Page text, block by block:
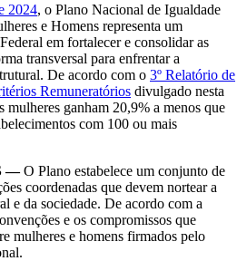
2024, o Plano Nacional de Igualdade
e Homens representa um
em fortalecer e consolidar as
transversal para enfrentar a
De acordo com o 3º Relatório de
Remuneratórios divulgado nesta
mulheres ganham 20,9% a menos que
com 100 ou mais
—O Plano estabelece um conjunto de
coordenadas que devem nortear a
e da sociedade. De acordo com a
e os compromissos que
mulheres e homens firmados pelo